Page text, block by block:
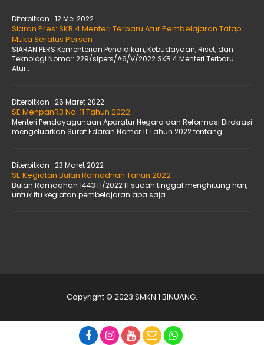
Diterbitkan : 12 Mei 2022
Siaran Pres: SKB 4 Menteri Terbaru Atur Pembelajaran Tatap
Muka Seratus Persen
SIARAN PERS Kementerian Pendidikan, Kebudayaan, Riset, dan
Teknologi Nomor: 229/sipers/A6/V/2022 SKB 4 Menteri Terbaru
Atur..
Diterbitkan : 26 Maret 2022
SE MenpanRB No. 11 Tahun 2022
Menteri Pendayagunaan Aparatur Negara dan Reformasi Birokrasi
mengeluarkan Surat Edaran Nomor 11 Tahun 2022 tentang..
Diterbitkan : 23 Maret 2022
SE Kegiatan Bulan Ramadhan Tahun 2022
Bulan Ramadhan 1443 H/2022 H sudah tinggal menghitung hari,
untuk itu kegiatan pembelajaran apa saja..
Copyright © 2023 SMKN 1 BINUANG.